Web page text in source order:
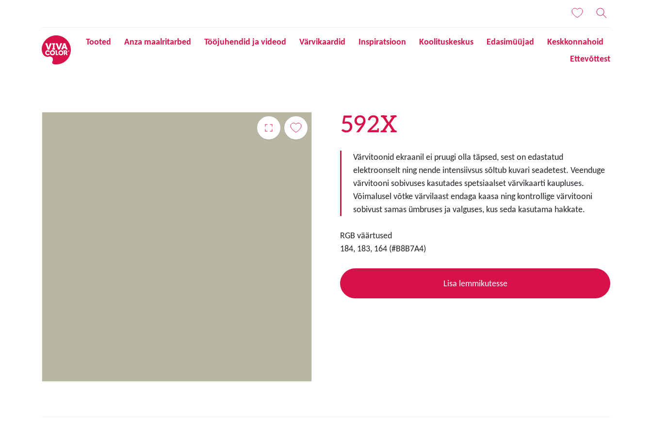
Tooted Anza maalritarbed Tööjuhendid ja videod Värvikaardid Inspiratsioon Koolituskeskus Edasimüüjad
Keskkonnahoid
Ettevõttest
592X
Värvitoonid ekraanil ei pruugi olla täpsed, sest on edastatud
elektroonselt ning nende intensiivsus sõltub kuvari seadetest. Veenduge
värvitooni sobivuses kasutades spetsiaalset värvikaarti kaupluses.
Võimalusel võtke värvilaast endaga kaasa ning kontrollige värvitooni
sobivust samas ümbruses ja valguses, kus seda kasutama hakkate.
RGB väärtused
184, 183, 164 (#B8B7A4)
Lisa lemmikutesse